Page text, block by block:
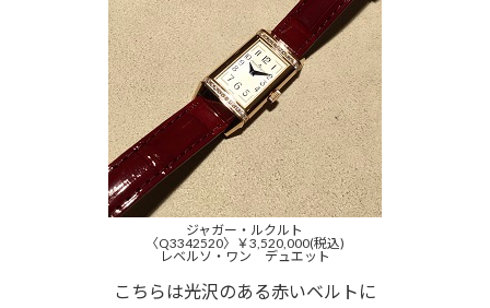
ジャガー・ルクルト
〈Q3342520〉￥3,520,000(税込)
レベルソ・ワン デュエット
こちらは光沢のある赤いベルトに